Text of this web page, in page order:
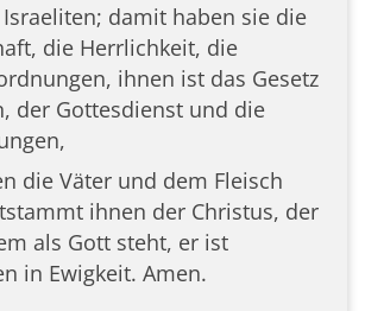
Israeliten; damit haben sie die
die Herrlichkeit, die
ihnen ist das Gesetz
der Gottesdienst und die
die Väter und dem Fleisch
ihnen der Christus, der
als Gott steht, er ist
in Ewigkeit. Amen.